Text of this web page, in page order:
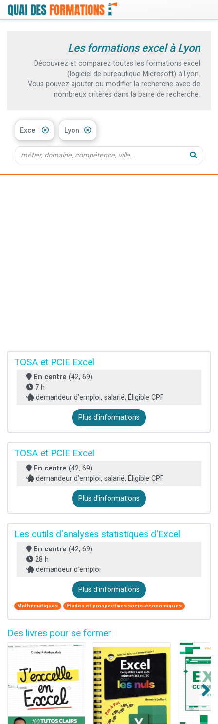
Les formations excel à Lyon
Découvrez et comparez toutes les formations excel
(logiciel de bureautique Microsoft) à Lyon.
Vous pouvez ajouter ou modifier la recherche avec de
nombreux critères dans la barre de recherche.
Excel Lyon
TOSA et PCIE Excel
En centre (42, 69)
7 h
demandeur d’emploi, salarié, Éligible CPF
Plus d'informations
TOSA et PCIE Excel
En centre (42, 69)
demandeur d’emploi, salarié, Éligible CPF
Plus d'informations
Les outils d'analyses statistiques d'Excel
En centre (42, 69)
28 h
demandeur d’emploi
Plus d'informations
Mathématiques Études et prospectives socio-économiques
Des livres pour se former